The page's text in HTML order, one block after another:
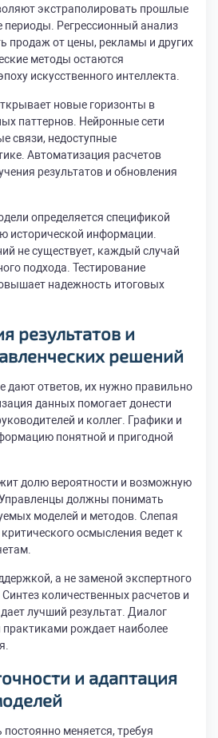
экстраполировать прошлые
периоды. Регрессионный анализ
продаж от цены, рекламы и других
методы остаются
искусственного интеллекта.
новые горизонты в
паттернов. Нейронные сети
связи, недоступные
Автоматизация расчетов
результатов и обновления
определяется спецификой
исторической информации.
не существует, каждый случай
подхода. Тестирование
надежность итоговых
результатов и
решений
дают ответов, их нужно правильно
данных помогает донести
и коллег. Графики и
понятной и пригодной
долю вероятности и возможную
должны понимать
моделей и методов. Слепая
осмысления ведет к
а не заменой экспертного
количественных расчетов и
лучший результат. Диалог
рождает наиболее
и адаптация
меняется, требуя